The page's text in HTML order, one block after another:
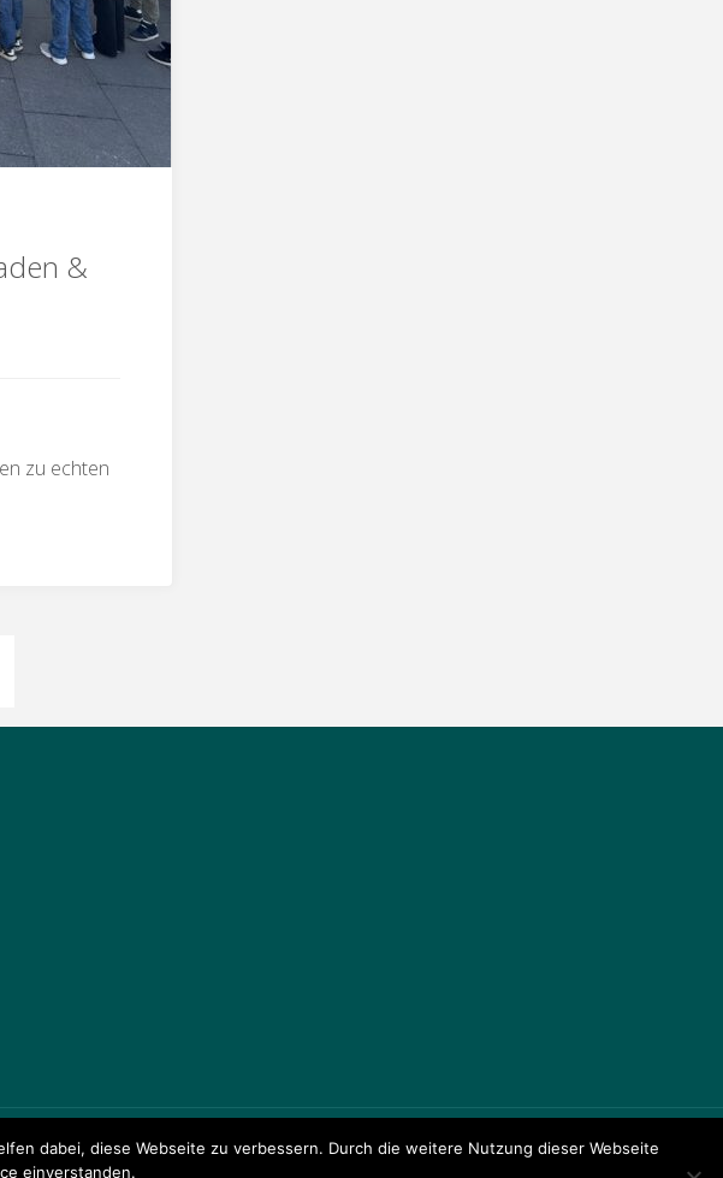
&
zu echten
Ganztagsgrundschule Am Johannisland Fluida&
dabei, diese Webseite zu verbessern. Durch die weitere Nutzung dieser Webseite
einverstanden.